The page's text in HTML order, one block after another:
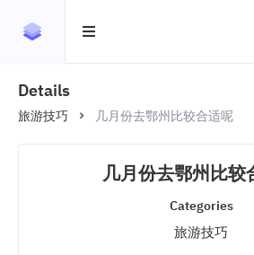
Details
旅游技巧 几月份去鄂州比较合适呢
几月份去鄂州比较
Categories
旅游技巧